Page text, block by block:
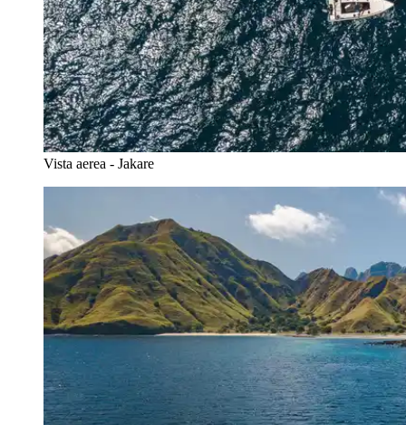
Vista aerea - Jakare